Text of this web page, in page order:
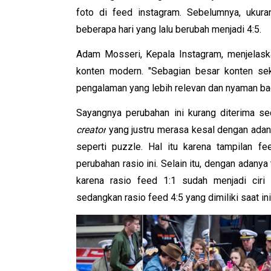
foto di feed instagram. Sebelumnya,
beberapa hari yang lalu berubah menjadi 4:5.
Adam Mosseri, Kepala Instagram,
konten modern. "Sebagian besar konten
pengalaman yang lebih relevan dan nyaman
Sayangnya perubahan ini kurang diterima
creator yang justru merasa kesal dengan
seperti puzz le. Hal itu karena tampilan
perubahan rasio ini. Selain itu, dengan
karena rasio feed 1:1 sudah menjadi ciri
sedangkan rasio feed 4:5 yang dimiliki saat